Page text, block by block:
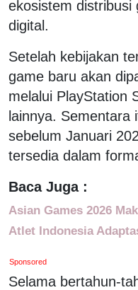
ekosistem distribusi
digital.
Setelah kebijakan
game baru akan
melalui PlayStation
lainnya. Sementara
sebelum Januari
tersedia dalam
Baca Juga :
Asian Games 2026
Atlet Indonesia
Sponsored
Selama bertahun-